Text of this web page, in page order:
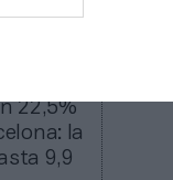
22,5%
la
9,9